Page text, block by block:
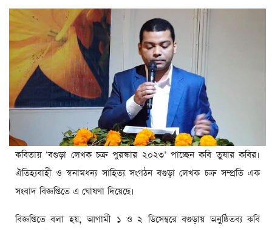
কবিতায় ‘বগুড়া লেখক চক্র পুরস্কার ২০২৩’ পাচ্ছেন কবি তুষার কবির।
ঐতিহ্যবাহী ও স্বনামধন্য সাহিত্য সংগঠন বগুড়া লেখক চক্র সম্প্রতি এক
সংবাদ বিজ্ঞপ্তিতে এ ঘোষণা দিয়েছে।
বিজ্ঞপ্তিতে বলা হয়, আগামী ১ ও ২ ডিসেম্বরে বগুড়ায় অনুষ্ঠিতব্য কবি